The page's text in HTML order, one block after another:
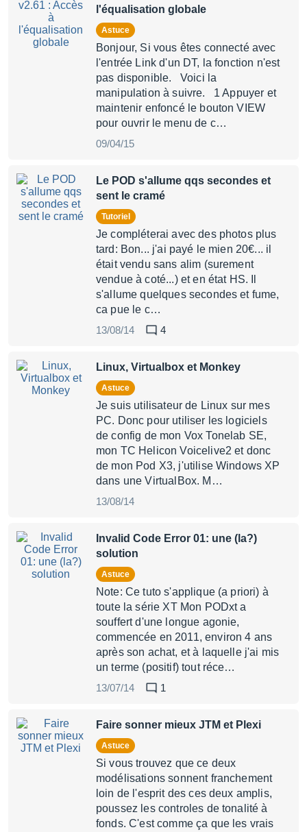
l'équalisation globale
Astuce
Bonjour, Si vous êtes connecté avec
l'entrée Link d'un DT, la fonction n'est
pas disponible. Voici la
manipulation à suivre. 1 Appuyer et
maintenir enfoncé le bouton VIEW
pour ouvrir le menu de c…
09/04/15
Le POD s'allume qqs secondes et
sent le cramé
Tutoriel
Je compléterai avec des photos plus
tard: Bon... j'ai payé le mien 20€... il
était vendu sans alim (surement
vendue à coté...) et en état HS. Il
s'allume quelques secondes et fume,
ca pue le c…
13/08/14
4
Linux, Virtualbox et Monkey
Astuce
Je suis utilisateur de Linux sur mes
PC. Donc pour utiliser les logiciels
de config de mon Vox Tonelab SE,
mon TC Helicon Voicelive2 et donc
de mon Pod X3, j'utilise Windows XP
dans une VirtualBox. M…
13/08/14
Invalid Code Error 01: une (la?)
solution
Astuce
Note: Ce tuto s'applique (a priori) à
toute la série XT Mon PODxt a
souffert d'une longue agonie,
commencée en 2011, environ 4 ans
après son achat, et à laquelle j'ai mis
un terme (positif) tout réce…
13/07/14
1
Faire sonner mieux JTM et Plexi
Astuce
Si vous trouvez que ce deux
modélisations sonnent franchement
loin de l'esprit des ces deux amplis,
poussez les controles de tonalité à
fonds. C'est comme ça que les vrais